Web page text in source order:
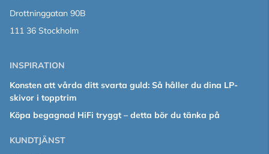
Drottninggatan 90B
111 36 Stockholm
INSPIRATION
Konsten att vårda ditt svarta guld: Så håller du dina LP-
skivor i topptrim
Köpa begagnad HiFi tryggt – detta bör du tänka på
KUNDTJÄNST